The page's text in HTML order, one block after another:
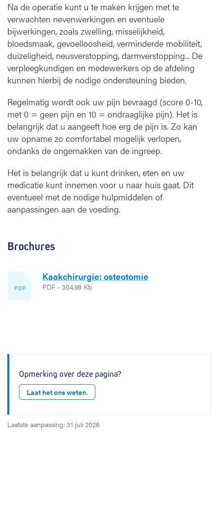
Na de operatie kunt u te maken krijgen met te
verwachten nevenwerkingen en eventuele
bijwerkingen, zoals zwelling, misselijkheid,
bloedsmaak, gevoelloosheid, verminderde mobiliteit,
duizeligheid, neusverstopping, darmverstopping... De
verpleegkundigen en medewerkers op de afdeling
kunnen hierbij de nodige ondersteuning bieden.
Regelmatig wordt ook uw pijn bevraagd (score 0-10,
met 0 = geen pijn en 10 = ondraaglijke pijn). Het is
belangrijk dat u aangeeft hoe erg de pijn is. Zo kan
uw opname zo comfortabel mogelijk verlopen,
ondanks de ongemakken van de ingreep.
Het is belangrijk dat u kunt drinken, eten en uw
medicatie kunt innemen voor u naar huis gaat. Dit
eventueel met de nodige hulpmiddelen of
aanpassingen aan de voeding.
Brochures
PDF
Kaakchirurgie: osteotomie
PDF - 304.98 Kb
Opmerking over deze pagina?
Laat het ons weten.
Laatste aanpassing: 31 juli 2026